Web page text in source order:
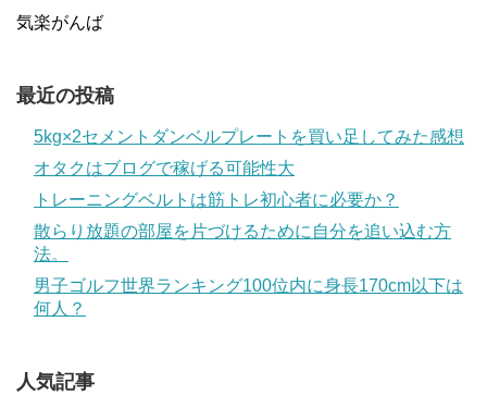
気楽がんば
最近の投稿
5kg×2セメントダンベルプレートを買い足してみた感想
オタクはブログで稼げる可能性大
トレーニングベルトは筋トレ初心者に必要か？
散らり放題の部屋を片づけるために自分を追い込む方
法。
男子ゴルフ世界ランキング100位内に身長170cm以下は
何人？
人気記事